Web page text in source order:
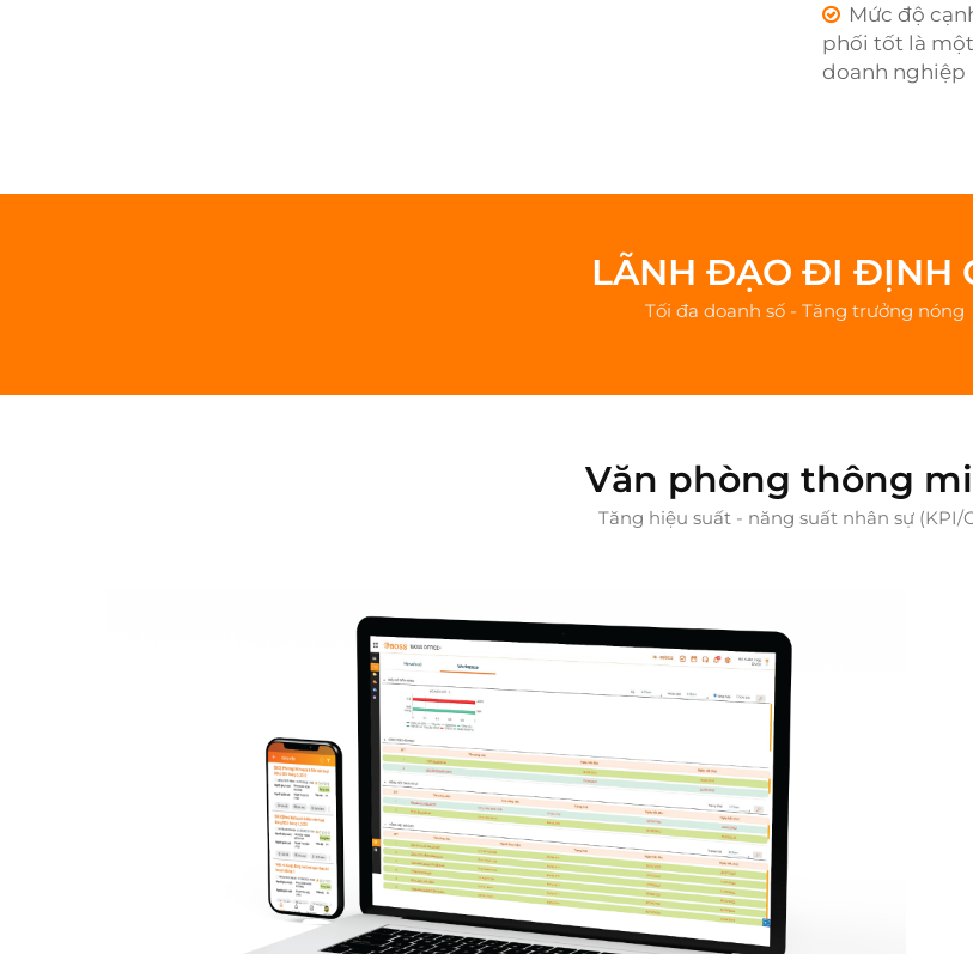
Mức độ
phối tốt là
doanh nghiệp
LÃNH ĐẠO ĐI ĐỊNH
Tối đa doanh số - Tăng trưởng nóng
Văn phòng thông
Tăng hiệu suất - năng suất nhân sự (KPI/